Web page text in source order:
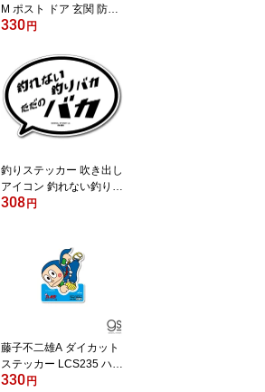
M ポスト ドア 玄関 防犯
防止 再剥離 賃貸OK アピ
ング 投函 禁止 シール 注
意 勧告 警告 GSJ336 gs
グッズ
330円
釣りステッカー 吹き出し
アイコン 釣れない釣りバ
カ ただのバカ FS203 フ
308円
藤子不二雄A ダイカット
ステッカー LCS235 ハッ
トリカンゾウ01 漫画 ア
330円